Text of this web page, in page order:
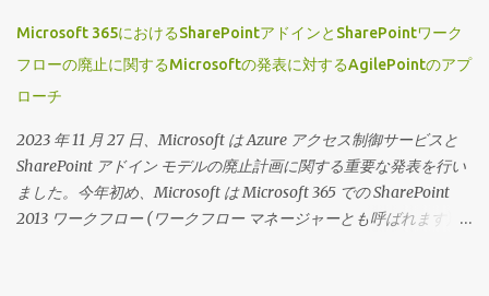
パーコミュニティをサポートするという私たちのコミットメント
を継続し、この機能に2つの新しい拡張機能を導入できることを嬉
アプリの追加 」フローに含めました。 ウィザード主導のエクスペ
リエンスの一部として、ユーザーはドキュメントリポジトリとア
クセストークンの完全なリストにアクセスできるようになり、最
初のアプリケーションの作成時にそれらを定義できます。 デザイ
ナーがかつて行っていたように、アプリの設計中やその後からで
Microsoft 365におけるSharePointアドインとSharePointワーク
フローの廃止に関するMicrosoftの発表に対するAgilePointのアプ
ローチ
2023 年 11 月 27 日、Microsoft は Azure アクセス制御サービスと
SharePoint アドイン モデルの廃止計画に関する重要な発表を行い
ました。今年初め、Microsoft は Microsoft 365 での SharePoint
2013 ワークフロー (ワークフロー マネージャーとも呼ばれます) の